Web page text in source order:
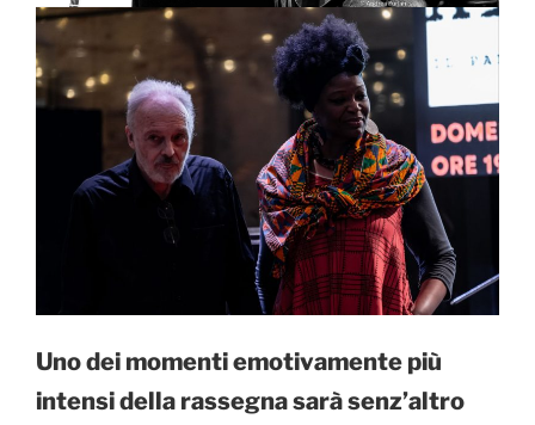
Uno dei momenti emotivamente più
intensi della rassegna sarà senz’altro